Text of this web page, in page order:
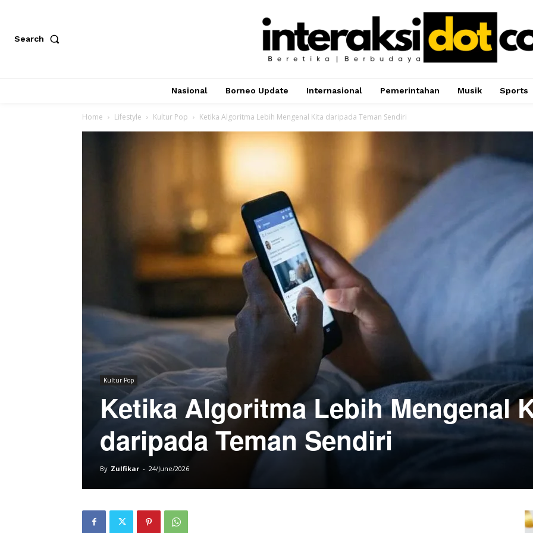
Search
Nasional Borneo Update Internasional Pemerintahan Musik Sports
Home Lifestyle Kultur Pop Ketika Algoritma Lebih Mengenal Kita daripada Teman Sendiri
Kultur Pop
Ketika Algoritma Lebih Mengenal
daripada Teman Sendiri
By Zulfikar - 24/June/2026